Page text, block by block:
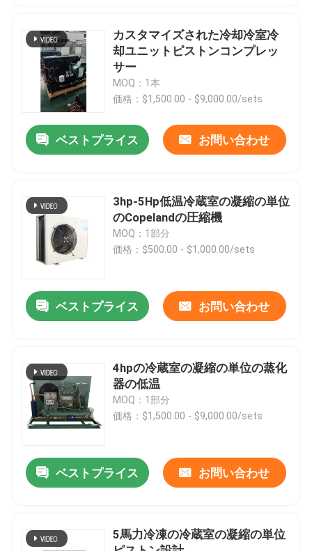
ホーム
わたしたち に つい て
品質管理
連絡 ください
ニュース
ケース
クールルームの蒸化器
カスタマイズされた冷却冷室冷
却ユニットピストンコンプレッ
サー
MOQ：1本
価格：$1,500.00 - $9,000.00/sets
ベストプライス お問い合わせ
3hp-5Hp低温冷蔵室の凝縮の単位
のCopelandの圧縮機
MOQ：1部分
価格：$500.00 - $1,000.00/sets
ベストプライス お問い合わせ
4hpの冷蔵室の凝縮の単位の蒸化
器の低温
MOQ：1部分
価格：$1,500.00 - $9,000.00/sets
ベストプライス お問い合わせ
5馬力冷凍の冷蔵室の凝縮の単位